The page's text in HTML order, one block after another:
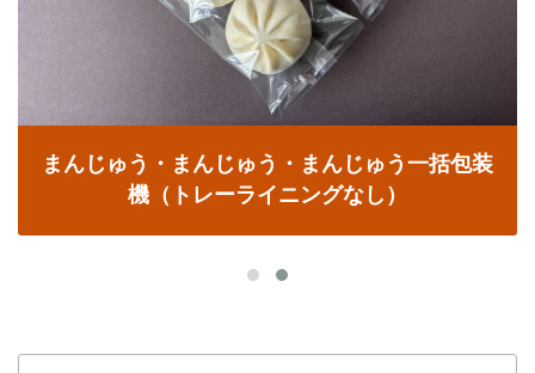
まんじゅう・まんじゅう・まんじゅう一括包装
機（トレーライニングなし）